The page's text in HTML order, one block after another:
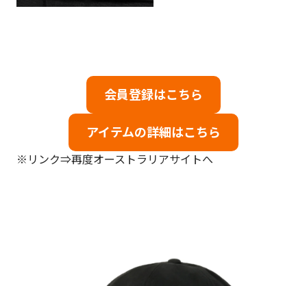
会員登録はこちら
アイテムの詳細はこちら
※リンク⇒再度オーストラリアサイトへ